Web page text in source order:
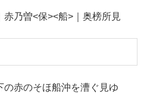
乃曽<保><船>｜奥榜所見
赤のそほ船沖を漕ぐ見ゆ